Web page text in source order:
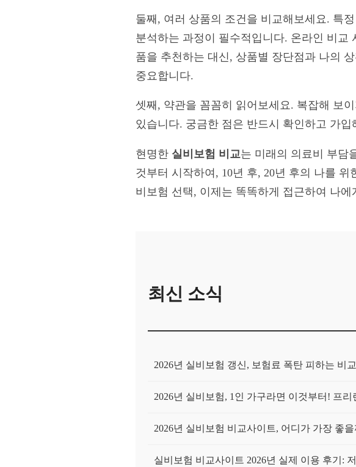
둘째, 여러 상품의 조건을 비교해보세요. 특
분석하는 과정이 필수적입니다. 온라인 비
품을 추천하는 대신, 상품별 장단점과 나의
중요합니다.
셋째, 약관을 꼼꼼히 읽어보세요. 복잡해 보
있습니다. 궁금한 점은 반드시 확인하고 가
현명한 실비보험 비교는 미래의 의료비 부담
것부터 시작하여, 10년 후, 20년 후의 나를
비보험 선택, 이제는 똑똑하게 접근하여 나
최신 소식
2026년 실비보험 갱신, 보험료 폭탄 피하는 비
2026년 실비보험, 1인 가구라면 이것부터! 프
2026년 실비보험 비교사이트, 어디가 가장 좋
실비보험 비교사이트 2026년 실제 이용 후기: